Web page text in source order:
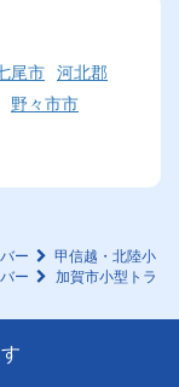
尾市 河北郡
野々市市
ー
甲信越・北陸小
ー
加賀市小型トラ